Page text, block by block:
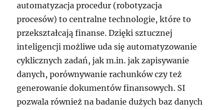
automatyzacja procedur (robotyzacja
procesów) to centralne technologie, które to
przekształcają finanse. Dzięki sztucznej
inteligencji możliwe uda się automatyzowanie
cyklicznych zadań, jak m.in. jak zapisywanie
danych, porównywanie rachunków czy też
generowanie dokumentów finansowych. SI
pozwala również na badanie dużych baz danych